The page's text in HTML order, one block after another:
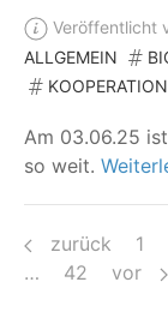
Veröffentlicht
ALLGEMEIN
Am 03.06.25
so weit.
zurück 1
…
42 vor